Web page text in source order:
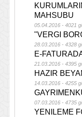
MAHSUBU
05.04.2016 - 4021
"VERGI
28.03.2016 - 4328
E-
21.03.2016 - 4395
HAZIR
14.03.2016 - 4255
07.03.2016 - 4735
YENILEME